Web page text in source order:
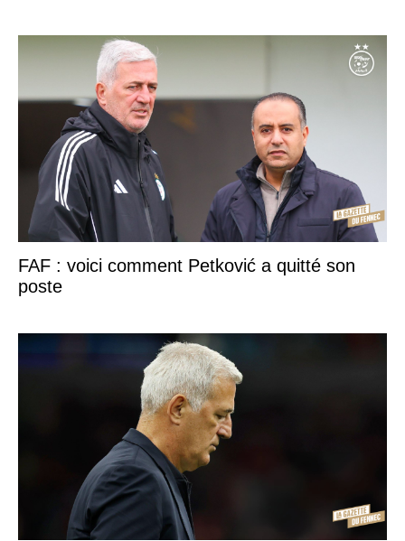
FAF : voici comment Petković a quitté son
poste